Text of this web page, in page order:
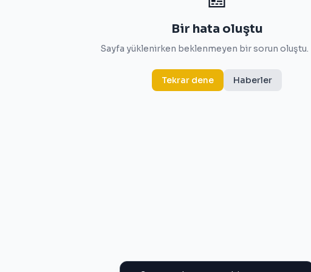
Bir hata oluştu
Sayfa yüklenirken beklenmeyen bir sorun oluştu.
Tekrar dene Haberler